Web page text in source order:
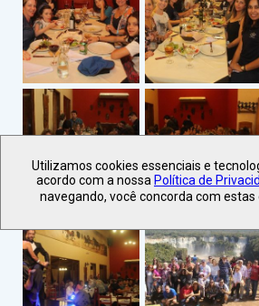
Utilizamos cookies essenciais e
acordo com a nossa Política de
navegando, você concorda com estas